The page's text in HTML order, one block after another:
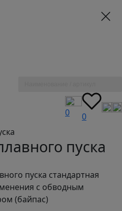
0 0
частотные
и вентиляция
купить оптом и в
пуска